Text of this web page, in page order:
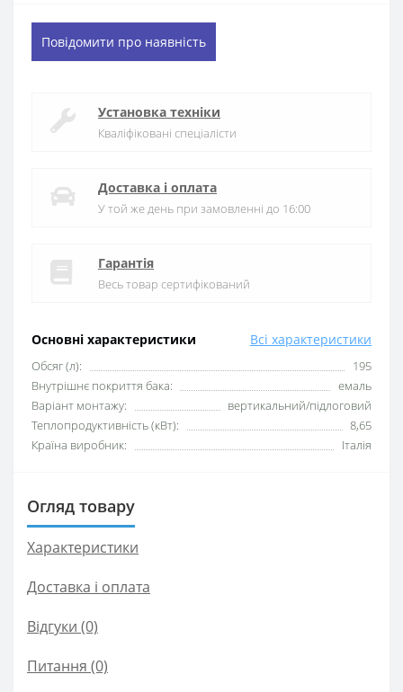
Основні характеристики Всі характеристики
Обсяг (л):
195
Внутрішнє покриття бака:
емаль
Варіант монтажу:
вертикальний/підлоговий
Теплопродуктивність (кВт):
8,65
Країна виробник:
Італія
Повідомити про наявність
Установка техніки
Кваліфіковані спеціалісти
Доставка і оплата
У той же день при замовленні до 16:00
Гарантія
Весь товар сертифікований
Огляд товару
Характеристики
Доставка і оплата
Відгуки (0)
Питання (0)